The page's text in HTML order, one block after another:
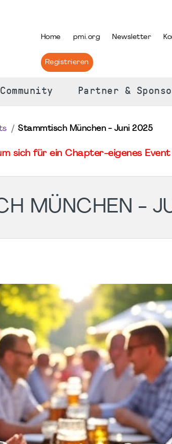
Home pmi.org Newsletter
Registrieren
Community Partner &
Stammtisch München - Juni 2025
sich für ein Chapter-eigenes Event
MÜNCHEN -